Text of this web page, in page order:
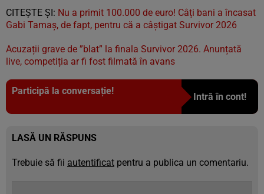
CITEȘTE ȘI: Nu a primit 100.000 de euro! Câți bani a încasat
Gabi Tamaș, de fapt, pentru că a câștigat Survivor 2026
Acuzații grave de ”blat” la finala Survivor 2026. Anunțată
live, competiția ar fi fost filmată în avans
Participă la conversație!
Intră în cont!
LASĂ UN RĂSPUNS
Trebuie să fii autentificat pentru a publica un comentariu.